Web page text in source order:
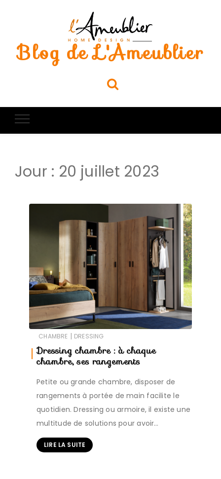
Blog de L'Ameublier
Jour : 20 juillet 2023
CHAMBRE | DRESSING
Dressing chambre : à chaque
chambre, ses rangements
Petite ou grande chambre, disposer de
rangements à portée de main facilite le
quotidien. Dressing ou armoire, il existe une
multitude de solutions pour avoir…
LIRE LA SUITE